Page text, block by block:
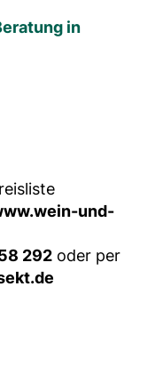
in
und-
292 oder per